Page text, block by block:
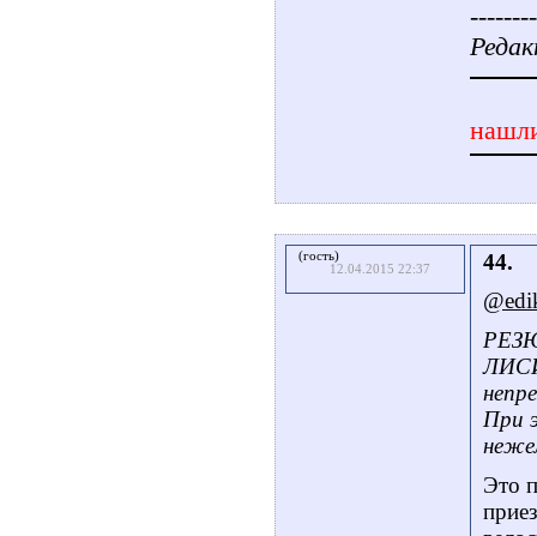
(гость)
12.04.2015 22:37
44.
При
Это